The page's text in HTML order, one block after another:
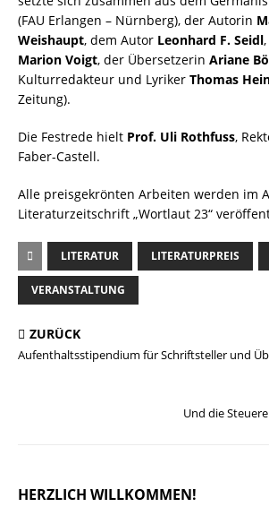
(FAU Erlangen – Nürnberg), der Autorin
Weishaupt, dem Autor Leonhard F. Seidl
Marion Voigt, der Übersetzerin Ariane
Kulturredakteur und Lyriker Thomas
Zeitung).
Die Festrede hielt Prof. Uli Rothfuss,
Faber-Castell.
Alle preisgekrönten Arbeiten werden im
Literaturzeitschrift „Wortlaut 23“
LITERATUR LITERATURPREIS
VERANSTALTUNG
ZURÜCK
Aufenthaltsstipendium für Schriftsteller und
Und die
HERZLICH WILLKOMMEN!